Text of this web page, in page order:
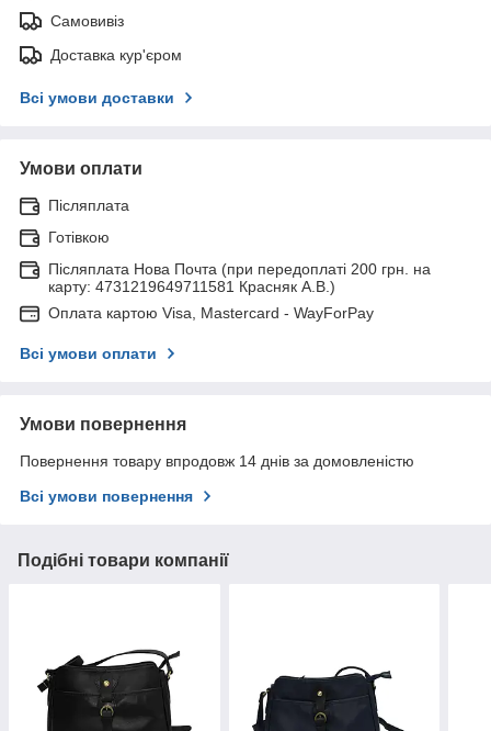
Самовивіз
Доставка кур'єром
Всі умови доставки
Умови оплати
Післяплата
Готівкою
Післяплата Нова Почта (при передоплаті 200 грн. на
карту: 4731219649711581 Красняк А.В.)
Оплата картою Visa, Mastercard - WayForPay
Всі умови оплати
Умови повернення
Повернення товару впродовж 14 днів за домовленістю
Всі умови повернення
Подібні товари компанії